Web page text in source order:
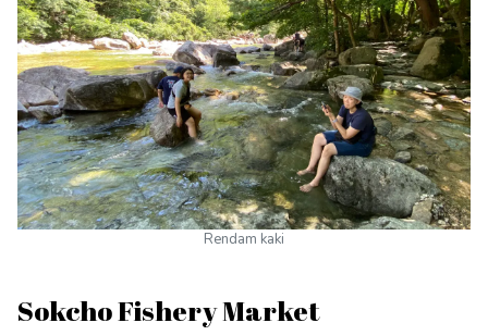
Rendam kaki
Sokcho Fishery Market